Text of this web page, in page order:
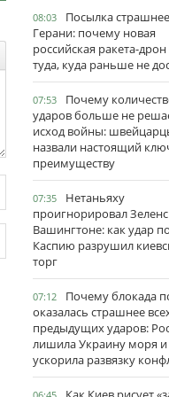
08:03
Посылка страшнее
Герани: почему новая
российская ракета-
туда, куда раньше не
07:53
Почему
ударов больше не
исход войны:
назвали настоящий
преимуществу
07:35
Нетаньяху
проигнорировал
Вашингтоне: как удар
Каспию разрушил
торг
07:12
Почему блокада
оказалась страшнее
предыдущих ударов:
лишила Украину моря и
ускорила развязку